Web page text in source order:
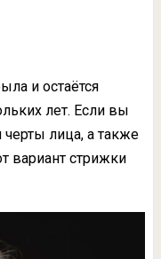
и остаётся
лет. Если вы
черты лица, а также
вариант стрижки